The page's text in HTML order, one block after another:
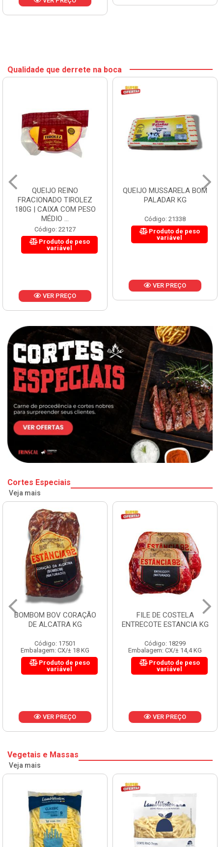
Qualidade que derrete na boca
QUEIJO REINO
FRACIONADO TIROLEZ
180G | CAIXA COM PESO
MÉDIO ...
Código: 22127
Produto de peso
variável
VER PREÇO
QUEIJO MUSSARELA BOM
PALADAR KG
Código: 21338
Produto de peso
variável
VER PREÇO
Cortes Especiais
Veja mais
BOMBOM BOV CORAÇÃO
DE ALCATRA KG
Código: 17501
Embalagem: CX/± 18 KG
Produto de peso
variável
VER PREÇO
FILE DE COSTELA
ENTRECOTE ESTANCIA KG
Código: 18299
Embalagem: CX/± 14,4 KG
Produto de peso
variável
VER PREÇO
Vegetais e Massas
Veja mais